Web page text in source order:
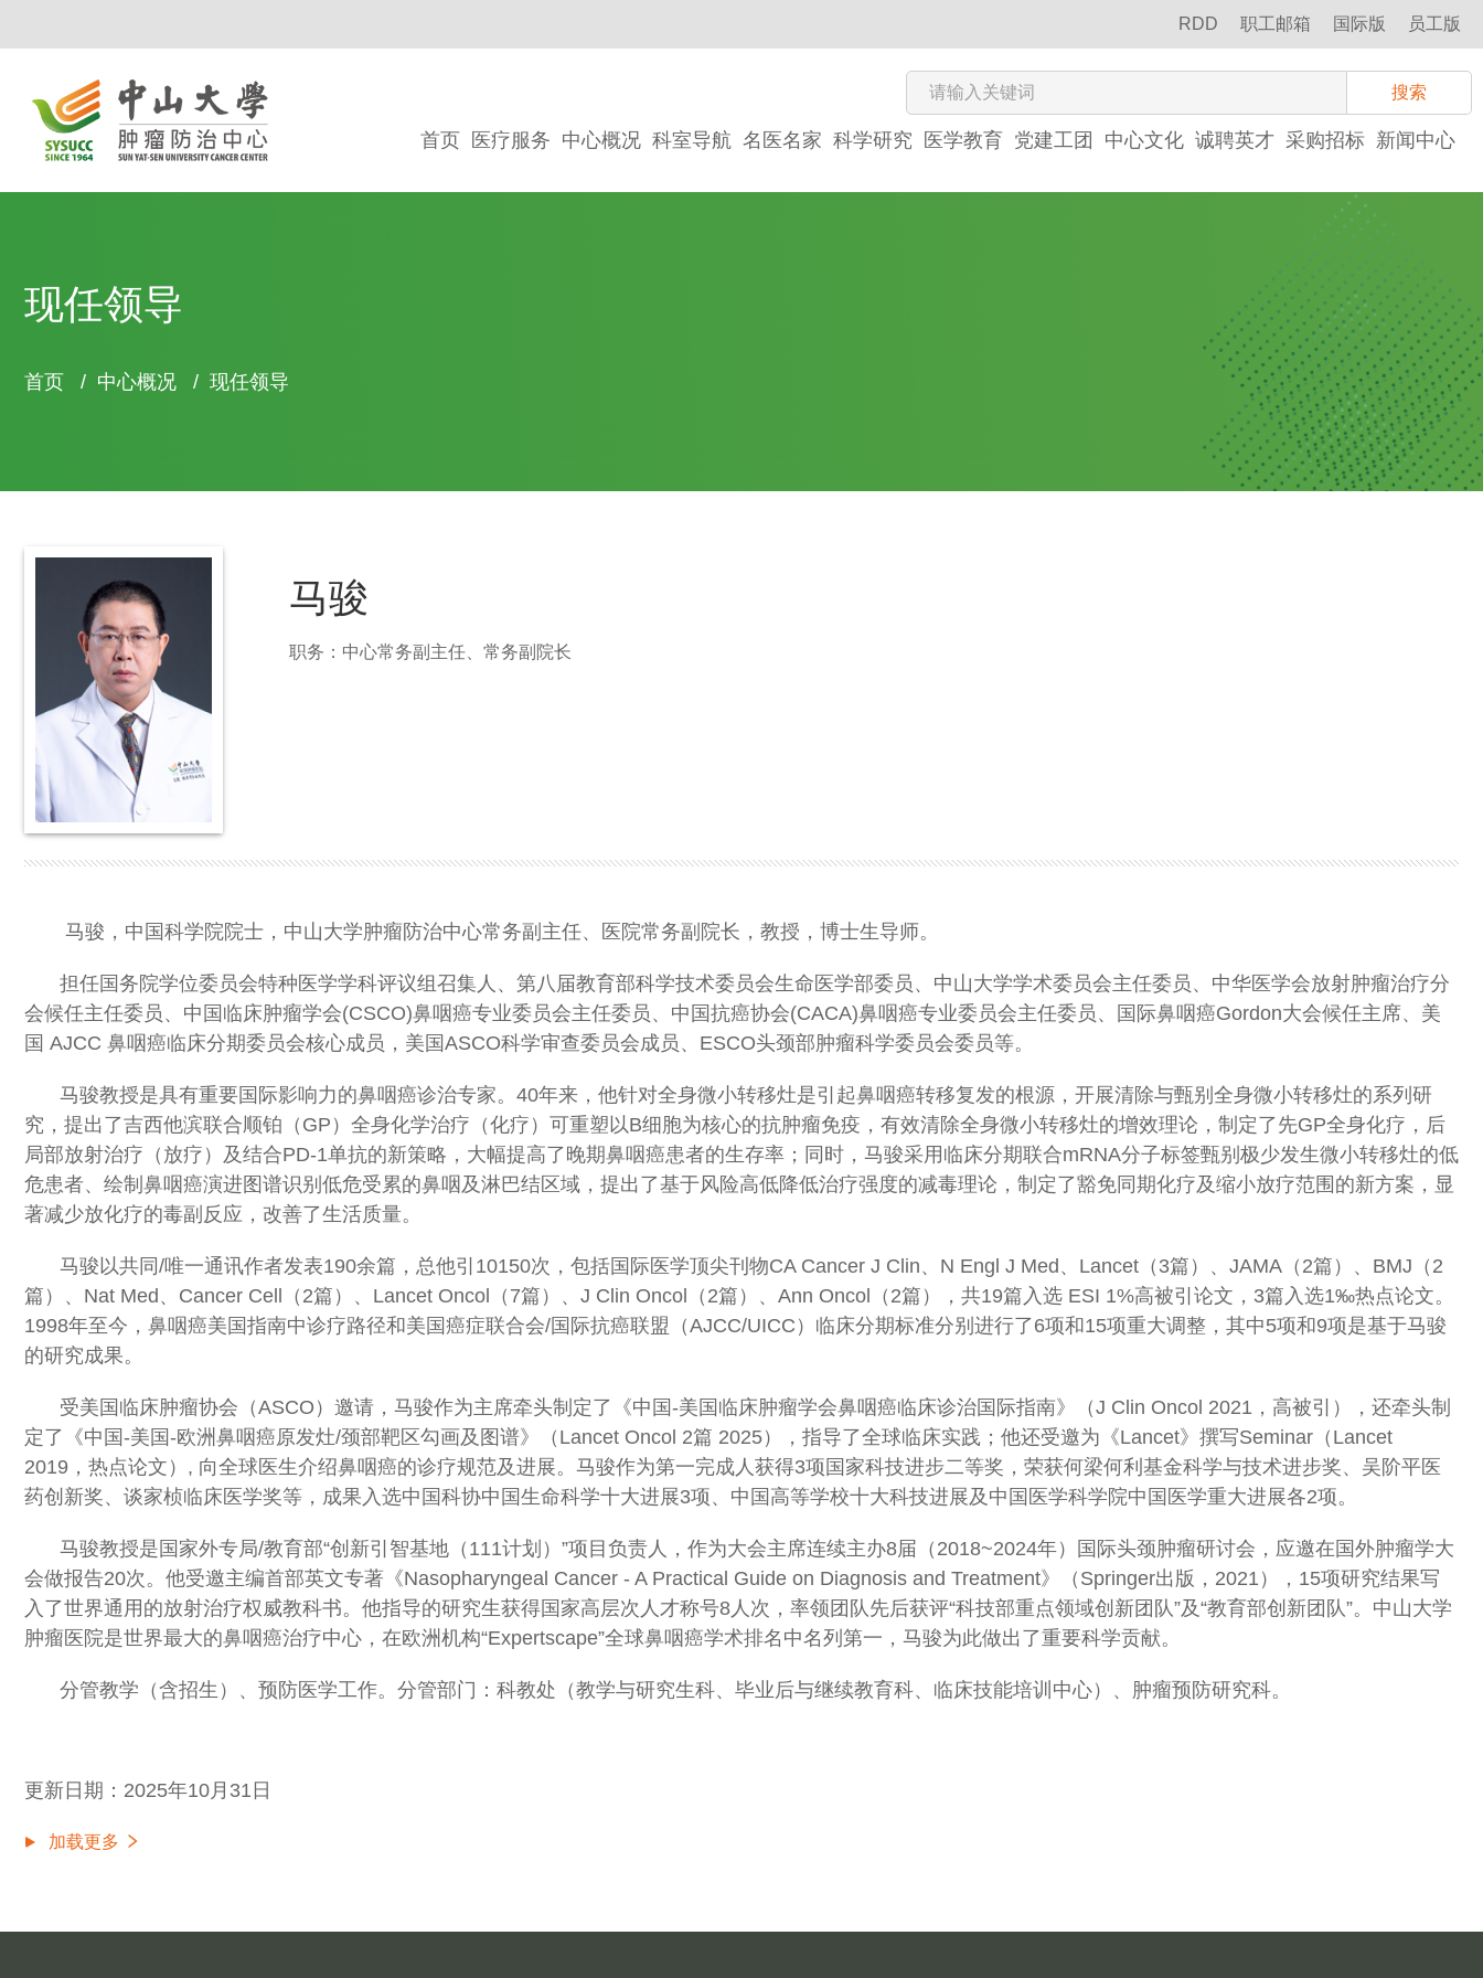
RDD 职工邮箱 国际版 员工版
搜索
首页 医疗服务 中心概况 科室导航 名医名家 科学研究 医学教育 党建工团 中心文化 诚聘英才 采购招标 新闻中心
现任领导
面
屑
首页 / 中心概况 / 现任领导
马骏
职务：中心常务副主任、常务副院长
马骏，中国科学院院士，中山大学肿瘤防治中心常务副主任、医院常务副院长，教授，博士生导师。
担任国务院学位委员会特种医学学科评议组召集人、第八届教育部科学技术委员会生命医学部委员、中山大学学术委员会主任委员、中华医学会放射肿瘤治疗分
会候任主任委员、中国临床肿瘤学会(CSCO)鼻咽癌专业委员会主任委员、中国抗癌协会(CACA)鼻咽癌专业委员会主任委员、国际鼻咽癌Gordon大会候任主席、美
国 AJCC 鼻咽癌临床分期委员会核心成员，美国ASCO科学审查委员会成员、ESCO头颈部肿瘤科学委员会委员等。
马骏教授是具有重要国际影响力的鼻咽癌诊治专家。40年来，他针对全身微小转移灶是引起鼻咽癌转移复发的根源，开展清除与甄别全身微小转移灶的系列研
究，提出了吉西他滨联合顺铂（GP）全身化学治疗（化疗）可重塑以B细胞为核心的抗肿瘤免疫，有效清除全身微小转移灶的增效理论，制定了先GP全身化疗，后
局部放射治疗（放疗）及结合PD-1单抗的新策略，大幅提高了晚期鼻咽癌患者的生存率；同时，马骏采用临床分期联合mRNA分子标签甄别极少发生微小转移灶的低
危患者、绘制鼻咽癌演进图谱识别低危受累的鼻咽及淋巴结区域，提出了基于风险高低降低治疗强度的减毒理论，制定了豁免同期化疗及缩小放疗范围的新方案，显
著减少放化疗的毒副反应，改善了生活质量。
马骏以共同/唯一通讯作者发表190余篇，总他引10150次，包括国际医学顶尖刊物CA Cancer J Clin、N Engl J Med、Lancet（3篇）、JAMA（2篇）、BMJ（2
篇）、Nat Med、Cancer Cell（2篇）、Lancet Oncol（7篇）、J Clin Oncol（2篇）、Ann Oncol（2篇），共19篇入选 ESI 1%高被引论文，3篇入选1‰热点论文。
1998年至今，鼻咽癌美国指南中诊疗路径和美国癌症联合会/国际抗癌联盟（AJCC/UICC）临床分期标准分别进行了6项和15项重大调整，其中5项和9项是基于马骏
的研究成果。
受美国临床肿瘤协会（ASCO）邀请，马骏作为主席牵头制定了《中国-美国临床肿瘤学会鼻咽癌临床诊治国际指南》（J Clin Oncol 2021，高被引），还牵头制
定了《中国-美国-欧洲鼻咽癌原发灶/颈部靶区勾画及图谱》（Lancet Oncol 2篇 2025），指导了全球临床实践；他还受邀为《Lancet》撰写Seminar（Lancet
2019，热点论文）, 向全球医生介绍鼻咽癌的诊疗规范及进展。马骏作为第一完成人获得3项国家科技进步二等奖，荣获何梁何利基金科学与技术进步奖、吴阶平医
药创新奖、谈家桢临床医学奖等，成果入选中国科协中国生命科学十大进展3项、中国高等学校十大科技进展及中国医学科学院中国医学重大进展各2项。
马骏教授是国家外专局/教育部“创新引智基地（111计划）”项目负责人，作为大会主席连续主办8届（2018~2024年）国际头颈肿瘤研讨会，应邀在国外肿瘤学大
会做报告20次。他受邀主编首部英文专著《Nasopharyngeal Cancer - A Practical Guide on Diagnosis and Treatment》（Springer出版，2021），15项研究结果写
入了世界通用的放射治疗权威教科书。他指导的研究生获得国家高层次人才称号8人次，率领团队先后获评“科技部重点领域创新团队”及“教育部创新团队”。中山大学
肿瘤医院是世界最大的鼻咽癌治疗中心，在欧洲机构“Expertscape”全球鼻咽癌学术排名中名列第一，马骏为此做出了重要科学贡献。
分管教学（含招生）、预防医学工作。分管部门：科教处（教学与研究生科、毕业后与继续教育科、临床技能培训中心）、肿瘤预防研究科。
更新日期：2025年10月31日
加载更多